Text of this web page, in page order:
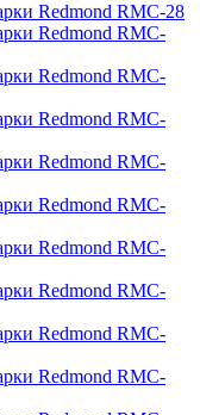
Redmond RMC-28
Redmond RMC-
Redmond RMC-
Redmond RMC-
Redmond RMC-
Redmond RMC-
Redmond RMC-
Redmond RMC-
Redmond RMC-
Redmond RMC-